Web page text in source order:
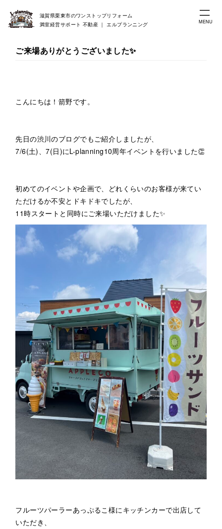
MENU
滋賀県栗東市のワンストップリフォーム
満室経営サポート 不動産 ｜ エルプランニング
ご来場ありがとうございました✨
こんにちは！箭野です。
先日の渋川のブログでもご紹介しましたが、
7/6(土)、7(日)にL-planning10周年イベントを行いました👏
初めてのイベントや企画で、どれくらいのお客様が来てい
ただけるか不安とドキドキでしたが、
11時スタートと同時にご来場いただけました✨
フルーツパーラーあっぷるこ様にキッチンカーで出店して
いただき、